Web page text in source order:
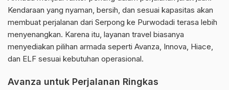
Kendaraan yang nyaman, bersih, dan sesuai kapasitas akan
membuat perjalanan dari Serpong ke Purwodadi terasa lebih
menyenangkan. Karena itu, layanan travel biasanya
menyediakan pilihan armada seperti Avanza, Innova, Hiace,
dan ELF sesuai kebutuhan operasional.
Avanza untuk Perjalanan Ringkas